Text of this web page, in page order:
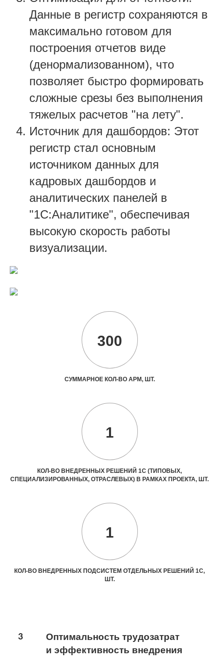
Данные в регистр сохраняются в
максимально готовом для
построения отчетов виде
(денормализованном), что
позволяет быстро формировать
сложные срезы без выполнения
тяжелых расчетов "на лету".
Источник для дашбордов: Этот
регистр стал основным
источником данных для
кадровых дашбордов и
аналитических панелей в
"1С:Аналитике", обеспечивая
высокую скорость работы
визуализации.
300
СУММАРНОЕ КОЛ-ВО АРМ, ШТ.
1
КОЛ-ВО ВНЕДРЕННЫХ РЕШЕНИЙ 1С (ТИПОВЫХ,
СПЕЦИАЛИЗИРОВАННЫХ, ОТРАСЛЕВЫХ) В РАМКАХ ПРОЕКТА, ШТ.
1
КОЛ-ВО ВНЕДРЕННЫХ ПОДСИСТЕМ ОТДЕЛЬНЫХ РЕШЕНИЙ 1С,
ШТ.
3
Оптимальность трудозатрат
и эффективность внедрения